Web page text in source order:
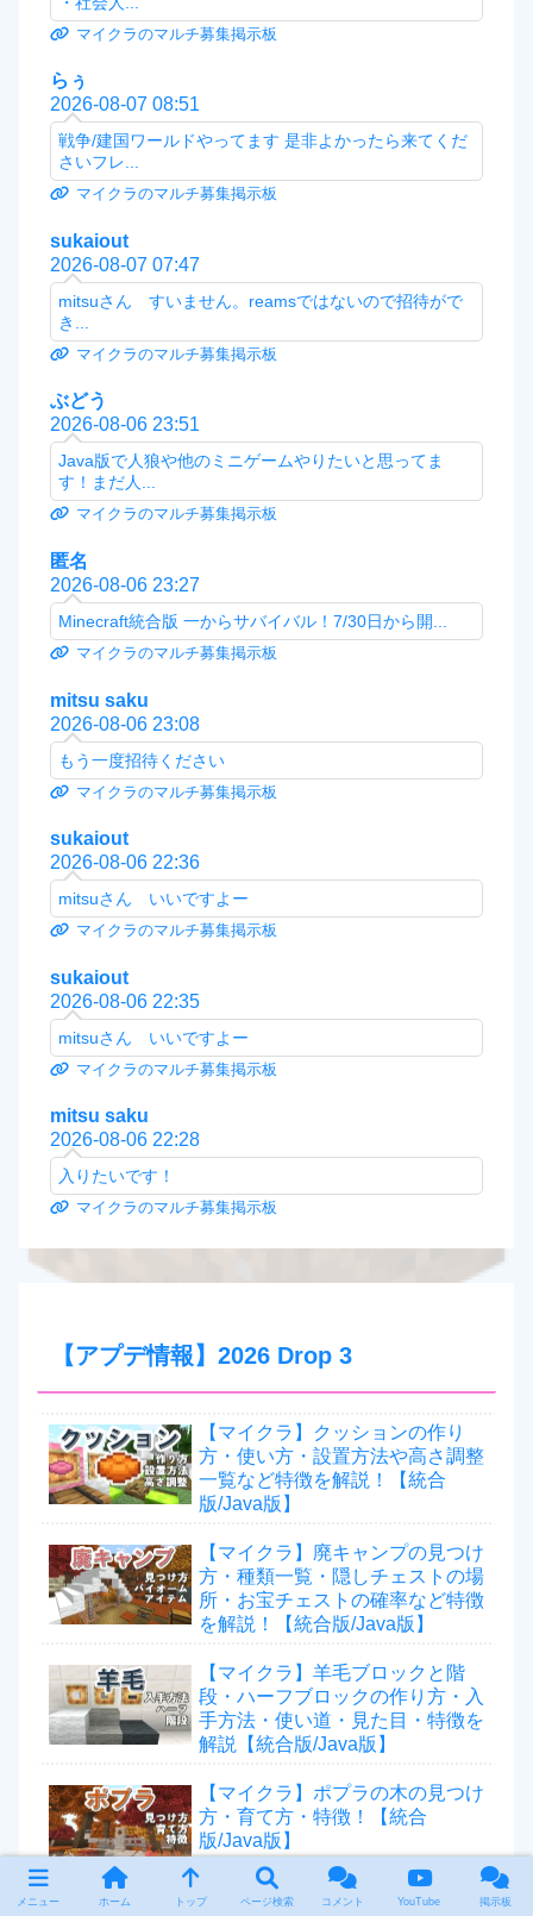
マイクラのマルチ募集掲示板
らぅ
2026-08-07 08:51
戦争/建国ワールドやってます 是非よかったら来てくだ
さいフレ...
マイクラのマルチ募集掲示板
sukaiout
2026-08-07 07:47
mitsuさん すいません。reamsではないので招待がで
き...
マイクラのマルチ募集掲示板
ぶどう
2026-08-06 23:51
Java版で人狼や他のミニゲームやりたいと思ってま
す！まだ人...
マイクラのマルチ募集掲示板
匿名
2026-08-06 23:27
Minecraft統合版 一からサバイバル！7/30日から開...
マイクラのマルチ募集掲示板
mitsu saku
2026-08-06 23:08
もう一度招待ください
マイクラのマルチ募集掲示板
sukaiout
2026-08-06 22:36
mitsuさん いいですよー
マイクラのマルチ募集掲示板
sukaiout
2026-08-06 22:35
mitsuさん いいですよー
マイクラのマルチ募集掲示板
mitsu saku
2026-08-06 22:28
入りたいです！
マイクラのマルチ募集掲示板
【アプデ情報】2026 Drop 3
【マイクラ】クッションの作り
方・使い方・設置方法や高さ調整
一覧など特徴を解説！【統合
版/Java版】
【マイクラ】廃キャンプの見つけ
方・種類一覧・隠しチェストの場
所・お宝チェストの確率など特徴
を解説！【統合版/Java版】
【マイクラ】羊毛ブロックと階
段・ハーフブロックの作り方・入
手方法・使い道・見た目・特徴を
解説【統合版/Java版】
【マイクラ】ポプラの木の見つけ
方・育て方・特徴！【統合
版/Java版】
【マイクラ】まだらな森バイオー
メニュー ホーム トップ ページ検索 コメント YouTube 掲示板